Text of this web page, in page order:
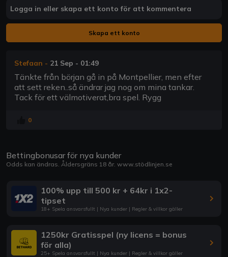
Logga in eller skapa ett konto för att kommentera
Skapa ett konto
Stefaan - 21 Sep - 01:49
Tänkte från början gå in på Montpellier, men efter
att sett reken..så ändrar jag nog om mina tankar.
Tack för ett välmotiverat,bra spel. Rygg
0
Bettingbonusar för nya kunder
Odds kan ändras. Åldersgräns 18 år. www.stödlinjen.se
100% upp till 500 kr + 64kr i 1x2-
tipset
18+ Spela ansvarsfullt | Nya kunder | Regler & villkor gäller
1250kr Gratisspel (ny licens = bonus
för alla)
25+ Spela ansvarsfullt | Nya kunder | Regler & villkor gäller